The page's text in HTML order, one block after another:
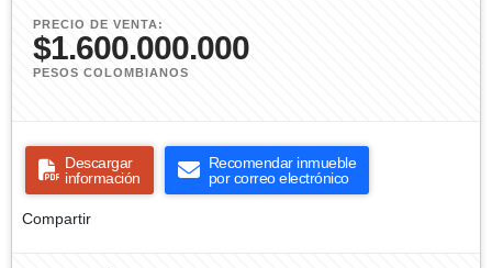
PRECIO DE VENTA:
$1.600.000.000
PESOS COLOMBIANOS
Descargar
información
Recomendar inmueble
por correo electrónico
Compartir